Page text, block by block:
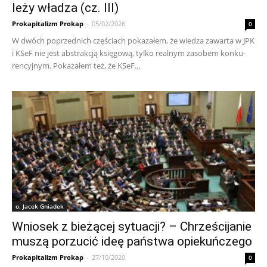
leży władza (cz. III)
Prokapitalizm Prokap - 05/02/2026 0
W dwó­ch po­przed­ni­ch czę­ścia­ch po­ka­za­łem, że wie­dza za­war­ta w JPK
i KSeF nie je­st abs­trak­cją księ­go­wą, tyl­ko re­al­nym za­so­bem kon­ku­
ren­cyj­nym. Po­ka­za­łem też, że KSeF...
o. Jacek Gniadek
Wniosek z bieżącej sytuacji? – Chrześcijanie
muszą porzucić ideę państwa opiekuńczego
Prokapitalizm Prokap - 27/10/2020 0